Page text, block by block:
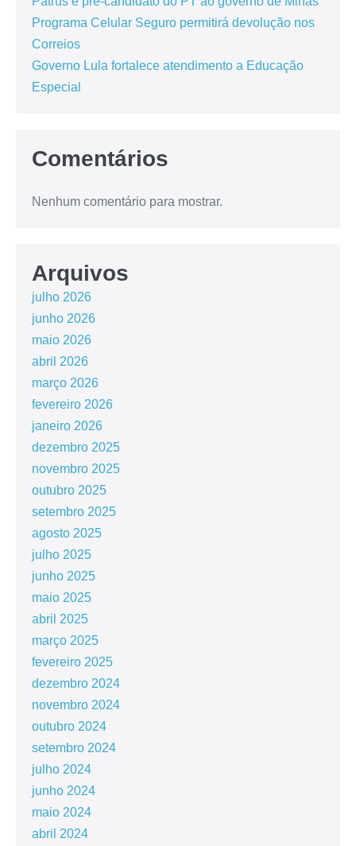
Programa Celular Seguro permitirá devolução nos
Correios
Governo Lula fortalece atendimento a Educação
Especial
Comentários
Nenhum comentário para mostrar.
Arquivos
julho 2026
junho 2026
maio 2026
abril 2026
março 2026
fevereiro 2026
janeiro 2026
dezembro 2025
novembro 2025
outubro 2025
setembro 2025
agosto 2025
julho 2025
junho 2025
maio 2025
abril 2025
março 2025
fevereiro 2025
dezembro 2024
novembro 2024
outubro 2024
setembro 2024
julho 2024
junho 2024
maio 2024
abril 2024